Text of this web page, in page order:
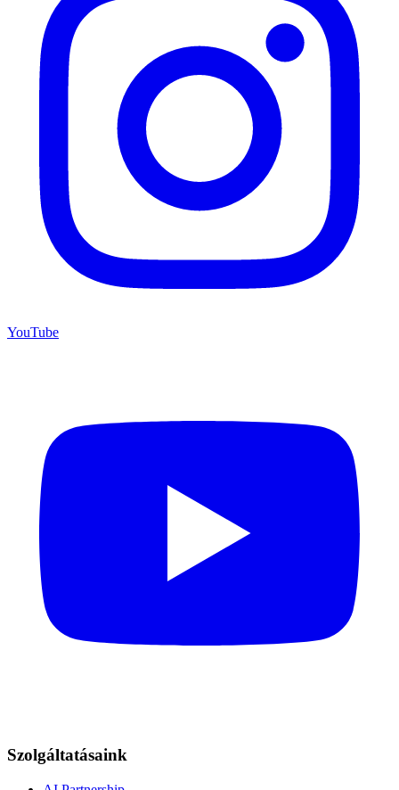
YouTube
Szolgáltatásaink